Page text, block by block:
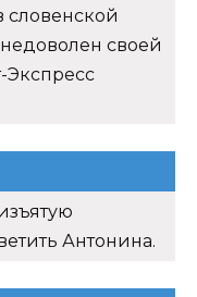
словенской
своей
Антонина.